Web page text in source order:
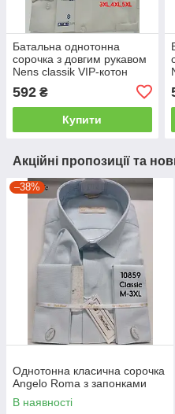
Батальна однотонна
сорочка з довгим рукавом
Nens classik VIP-котон
592 ₴
Купити
Акційні пропозиції та
–38%
Однотонна класична сорочка
Angelo Roma з запонками
В наявності